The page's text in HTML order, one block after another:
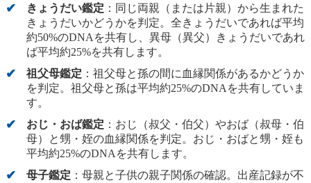
きょうだい鑑定 ：同じ両親（または片親）から生まれた
きょうだいかどうかを判定。全きょうだいであれば平均
約50%のDNAを共有し、異母（異父）きょうだいであれ
ば平均約25%を共有します。
祖父母鑑定 ：祖父母と孫の間に血縁関係があるかどうか
を判定。祖父母と孫は平均約25%のDNAを共有していま
す。
おじ・おば鑑定 ：おじ（叔父・伯父）やおば（叔母・伯
母）と甥・姪の血縁関係を判定。おじ・おばと甥・姪も
平均約25%のDNAを共有します。
母子鑑定 ：母親と子供の親子関係の確認。出産記録が不